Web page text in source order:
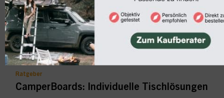
Ratgeber
CamperBoards: Individuelle Tischlösungen